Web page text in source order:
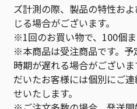
ズ計測の際、製品の特性お
じる場合がございます。
※1回のお買い物で、100個ま
※本商品は受注商品です。
時期が遅れる場合がござい
だいたお客様には個別にご
せいたします。